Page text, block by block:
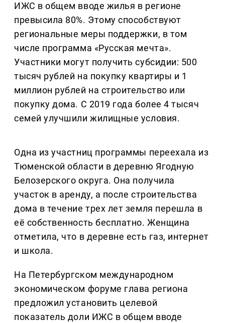
ИЖС в общем вводе жилья в регионе
превысила 80%. Этому способствуют
региональные меры поддержки, в том
числе программа «Русская мечта».
Участники могут получить субсидии: 500
тысяч рублей на покупку квартиры и 1
миллион рублей на строительство или
покупку дома. С 2019 года более 4 тысяч
семей улучшили жилищные условия.
Одна из участниц программы переехала из
Тюменской области в деревню Ягодную
Белозерского округа. Она получила
участок в аренду, а после строительства
дома в течение трех лет земля перешла в
её собственность бесплатно. Женщина
отметила, что в деревне есть газ, интернет
и школа.
На Петербургском международном
экономическом форуме глава региона
предложил установить целевой
показатель доли ИЖС в общем вводе